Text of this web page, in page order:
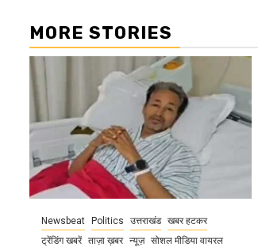
MORE STORIES
Newsbeat Politics उत्तराखंड खबर हटकर
ट्रेंडिंग खबरें ताज़ा ख़बर न्यूज़ सोशल मीडिया वायरल